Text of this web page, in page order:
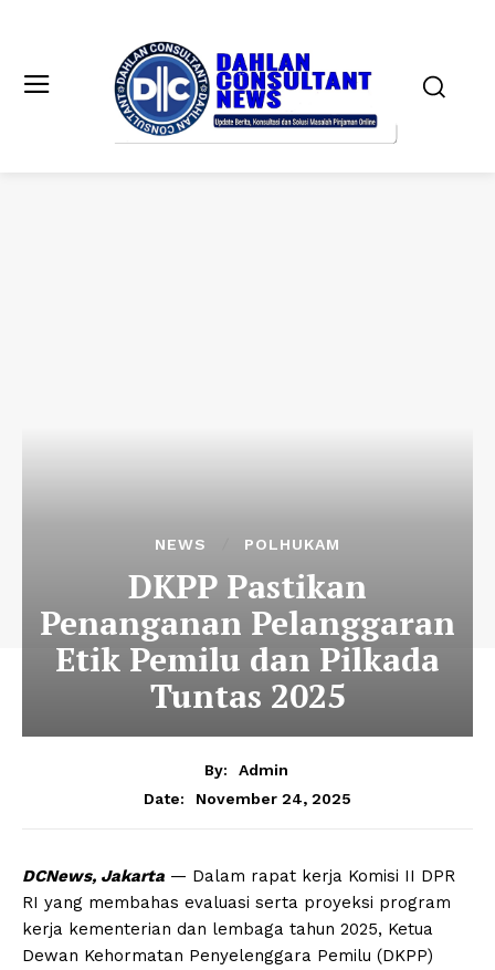
NEWS POLHUKAM
DKPP Pastikan
Penanganan Pelanggaran
Etik Pemilu dan Pilkada
Tuntas 2025
By:
Admin
Date:
November 24, 2025
DCNews, Jakarta — Dalam rapat kerja Komisi II DPR
RI yang membahas evaluasi serta proyeksi program
kerja kementerian dan lembaga tahun 2025, Ketua
Dewan Kehormatan Penyelenggara Pemilu (DKPP)